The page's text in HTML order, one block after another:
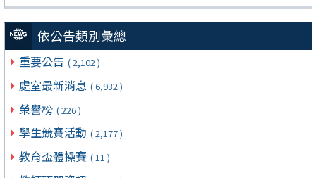
依公告類別彙總
重要公告 ( 2,102 )
處室最新消息 ( 6,932 )
榮譽榜 ( 226 )
學生競賽活動 ( 2,177 )
教育盃體操賽 ( 11 )